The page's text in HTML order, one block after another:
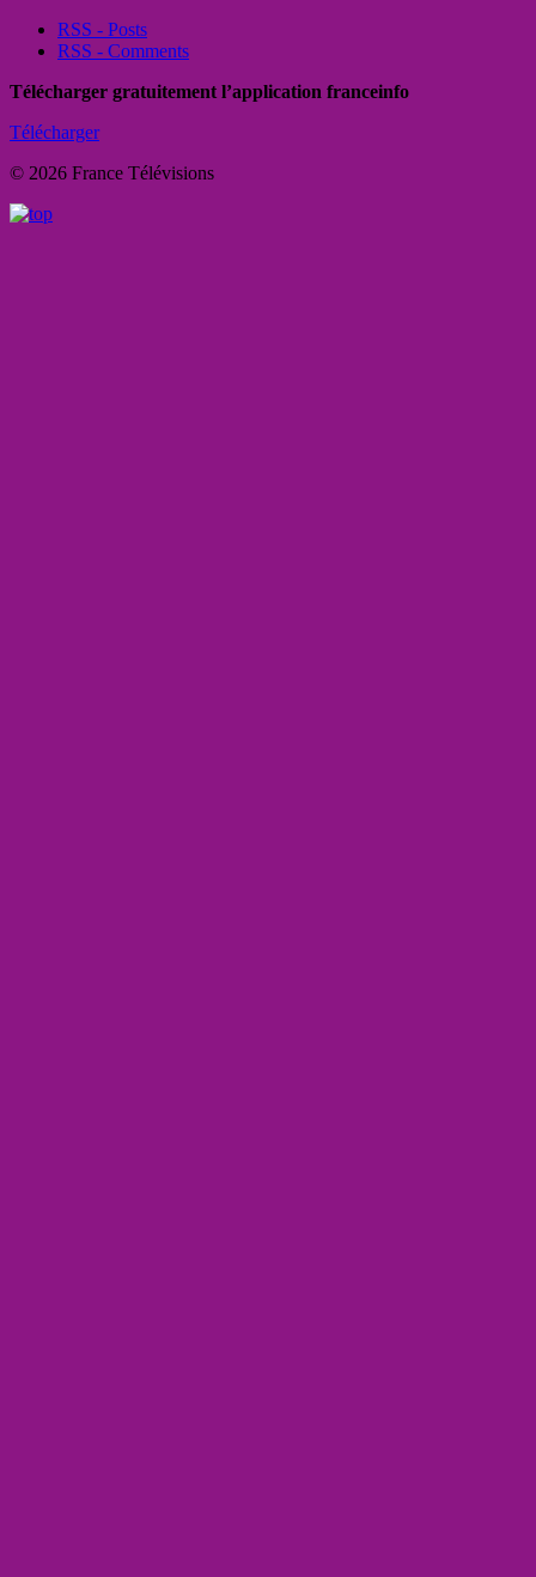
RSS - Posts
RSS - Comments
Télécharger gratuitement l’application franceinfo
Télécharger
© 2026 France Télévisions